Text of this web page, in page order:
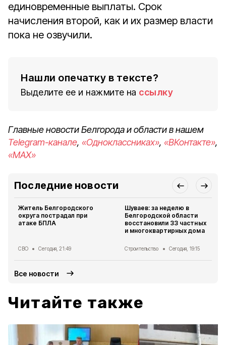
единовременные выплаты. Срок
начисления второй, как и их размер власти
пока не озвучили.
Нашли опечатку в тексте?
Выделите ее и нажмите на ссылку
Главные новости Белгорода и области в нашем
Telegram-канале, «Одноклассниках», «ВКонтакте»,
«MAX»
Последние новости
Житель Белгородского
округа пострадал при
атаке БПЛА
СВО Сегодня, 21:49
Шуваев: за неделю в
Белгородской области
восстановили 33 частных
и многоквартирных дома
Строительство Сегодня, 19:15
Все новости
Читайте также